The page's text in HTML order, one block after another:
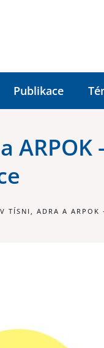
Publikace
TÍSNI, ADRA A ARPOK